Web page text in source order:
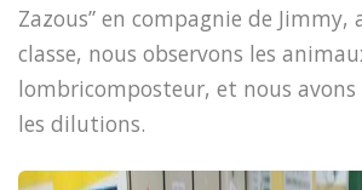
Zazous” en compagnie de Jimmy,
classe, nous observons les
lombricomposteur, et nous
les dilutions.